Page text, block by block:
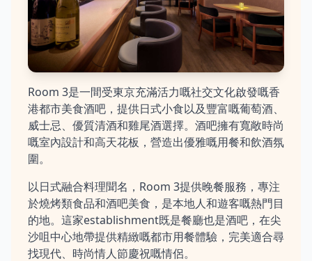
Room 3是一間受東京充滿活力嘅社交文化啟發嘅香
港都市美食酒吧，提供日式小食以及豐富嘅葡萄酒、
威士忌、優質清酒和雞尾酒選擇。酒吧擁有寬敞時尚
嘅室內設計和高天花板，營造出優雅嘅用餐和飲酒氛
圍。
以日式融合料理聞名，Room 3提供晚餐服務，專注
於燒烤類食品和酒吧美食，是本地人和遊客嘅熱門目
的地。這家establishment既是餐廳也是酒吧，在尖
沙咀中心地帶提供精緻嘅都市用餐體驗，完美適合尋
找現代、時尚情人節慶祝嘅情侶。